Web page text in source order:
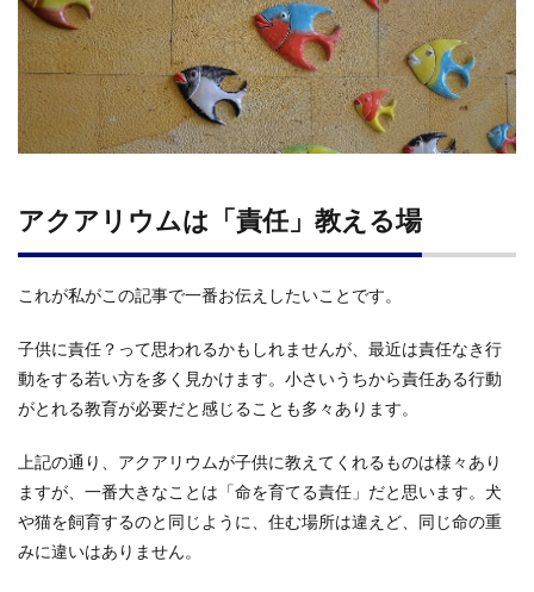
アクアリウムは「責任」教える場
これが私がこの記事で一番お伝えしたいことです。
子供に責任？って思われるかもしれませんが、最近は責任なき行
動をする若い方を多く見かけます。小さいうちから責任ある行動
がとれる教育が必要だと感じることも多々あります。
上記の通り、アクアリウムが子供に教えてくれるものは様々あり
ますが、一番大きなことは「命を育てる責任」だと思います。犬
や猫を飼育するのと同じように、住む場所は違えど、同じ命の重
みに違いはありません。